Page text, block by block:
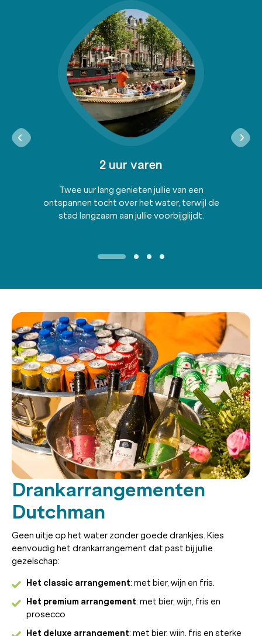
2 uur varen
Twee uur lang genieten jullie van een
ontspannen tocht over het water, terwijl de
stad langzaam aan jullie voorbijglijdt.
Drankarrangementen
Dutchman
Geen uitje op het water zonder goede drankjes. Kies
eenvoudig het drankarrangement dat past bij jullie
gezelschap:
Het classic arrangement: met bier, wijn en fris.
Het premium arrangement: met bier, wijn, fris en
prosecco
Het deluxe arrangement: met bier, wijn, fris en sterke